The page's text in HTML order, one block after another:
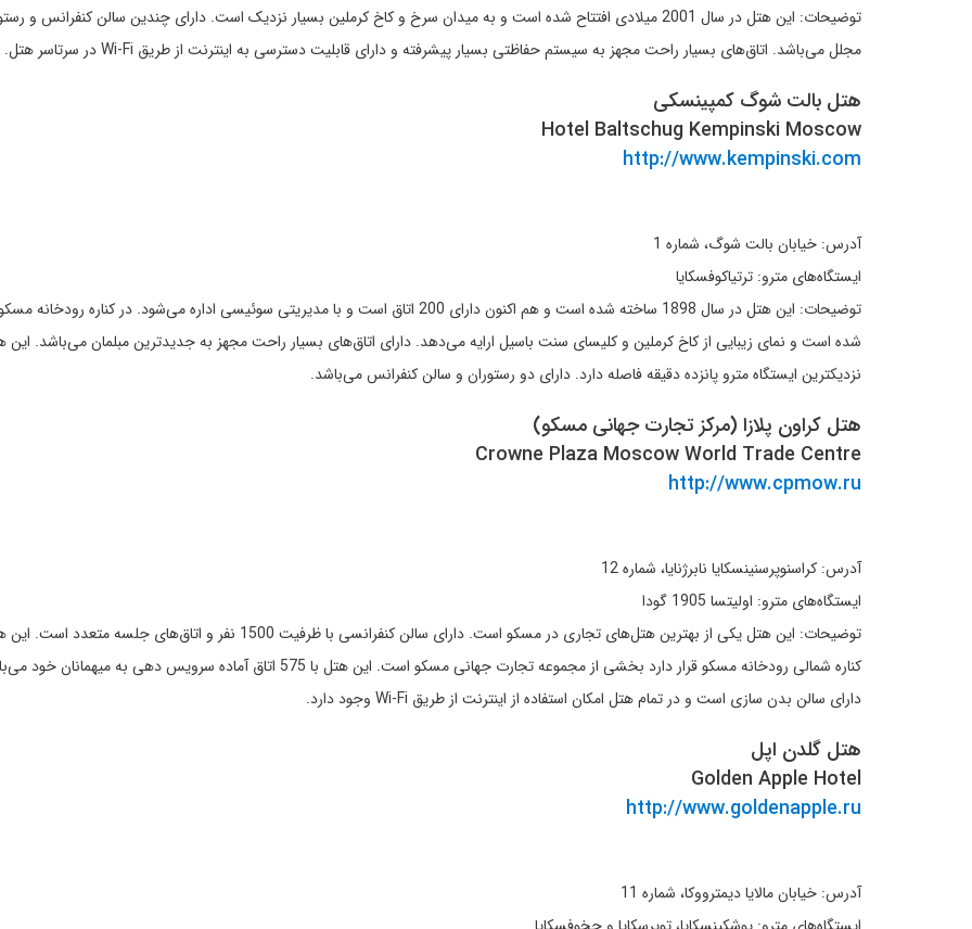
توضیحات: این هتل در سال 2001 میلادی افتتاح شده است و به میدان سرخ و کاخ کرملین بسیار نزدیک است. دارای چندین سالن کنفرانس و
مجلل می‌باشد. اتاق‌های بسیار راحت مجهز به سیستم حفاظتی بسیار پیشرفته و دارای قابلیت دسترسی به اینترنت از طریق Wi-Fi در سرتاسر هتل.
هتل بالت شوگ کمپینسکی
Hotel Baltschug Kempinski Moscow
http://www.kempinski.com
آدرس: خیابان بالت شوگ، شماره 1
ایستگاه‌های مترو: ترتیاکوفسکایا
توضیحات: این هتل در سال 1898 ساخته شده است و هم اکنون دارای 200 اتاق است و با مدیریتی سوئیسی اداره می‌شود. در کناره
شده است و نمای زیبایی از کاخ کرملین و کلیسای سنت باسیل ارایه می‌دهد. دارای اتاق‌های بسیار راحت مجهز به جدیدترین مبلمان می‌باشد. این
نزدیکترین ایستگاه مترو پانزده دقیقه فاصله دارد. دارای دو رستوران و سالن کنفرانس می‌باشد.
هتل کراون پلازا (مرکز تجارت جهانی مسکو)
Crowne Plaza Moscow World Trade Centre
http://www.cpmow.ru
آدرس: کراسنوپرسنینسکایا نابرژنایا، شماره 12
ایستگاه‌های مترو: اولیتسا 1905 گودا
توضیحات: این هتل یکی از بهترین هتل‌های تجاری در مسکو است. دارای سالن کنفرانسی با ظرفیت 1500 نفر و اتاق‌های
کناره شمالی رودخانه مسکو قرار دارد بخشی از مجموعه تجارت جهانی مسکو است. این هتل با 575 اتاق آماده سرویس دهی به
دارای سالن بدن سازی است و در تمام هتل امکان استفاده از اینترنت از طریق Wi-Fi وجود دارد.
هتل گلدن اپل
Golden Apple Hotel
http://www.goldenapple.ru
آدرس: خیابان مالایا دیمترووکا، شماره 11